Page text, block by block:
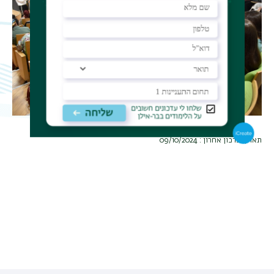
תאריך עדכון אחרון : 09/10/2024